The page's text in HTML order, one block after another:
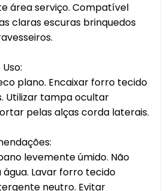
área serviço. Compatível
claras escuras brinquedos
plano. Encaixar forro tecido
Utilizar tampa ocultar
pelas alças corda laterais.
levemente úmido. Não
Lavar forro tecido
neutro. Evitar